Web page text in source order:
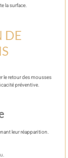
la surface.
DE
le retour des mousses
préventive.
leur réapparition.
.